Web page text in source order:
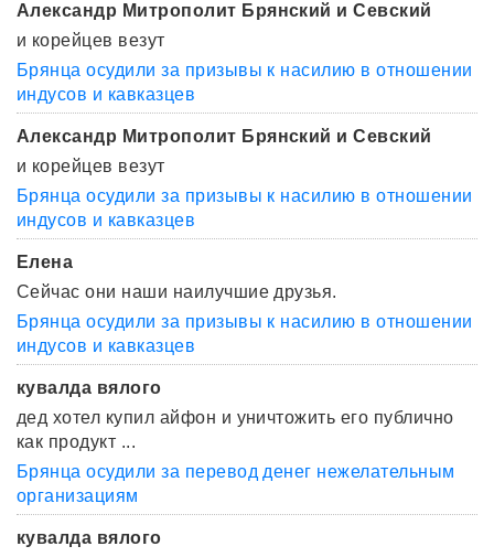
Александр Митрополит Брянский и Севский
и корейцев везут
Брянца осудили за призывы к насилию в отношении
индусов и кавказцев
Александр Митрополит Брянский и Севский
и корейцев везут
Брянца осудили за призывы к насилию в отношении
индусов и кавказцев
Елена
Сейчас они наши наилучшие друзья.
Брянца осудили за призывы к насилию в отношении
индусов и кавказцев
кувалда вялого
дед хотел купил айфон и уничтожить его публично
как продукт ...
Брянца осудили за перевод денег нежелательным
организациям
кувалда вялого